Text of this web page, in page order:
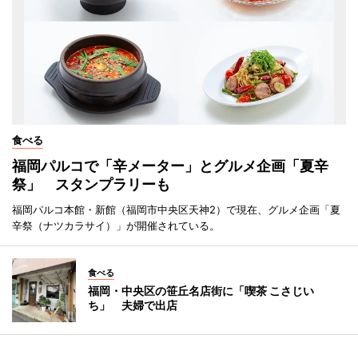
食べる
福岡パルコで「辛メーター」とグルメ企画「夏辛
祭」 スタンプラリーも
福岡パルコ本館・新館（福岡市中央区天神2）で現在、グルメ企画「夏
辛祭（ナツカラサイ）」が開催されている。
食べる
福岡・中央区の笹丘名店街に「喫茶 こさじい
ち」 夫婦で出店